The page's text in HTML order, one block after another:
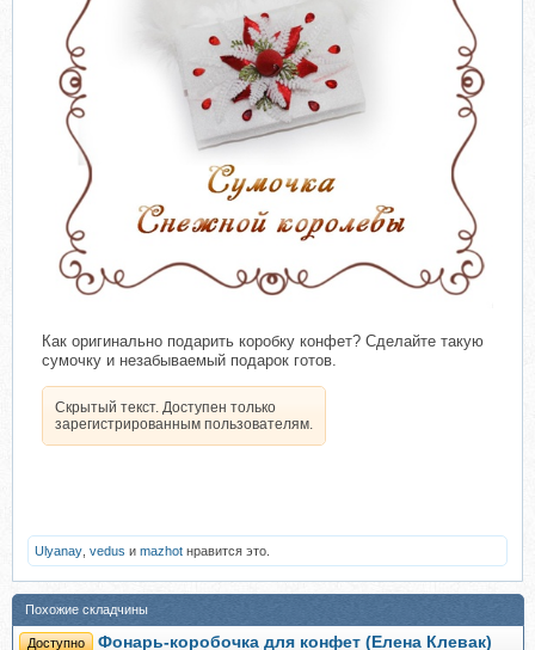
Как оригинально подарить коробку конфет? Сделайте такую
сумочку и незабываемый подарок готов.
Скрытый текст. Доступен только
зарегистрированным пользователям.
Ulyanay vedus и mazhot нравится это.
Похожие складчины
Доступно Фонарь-коробочка для конфет (Елена Клевак)